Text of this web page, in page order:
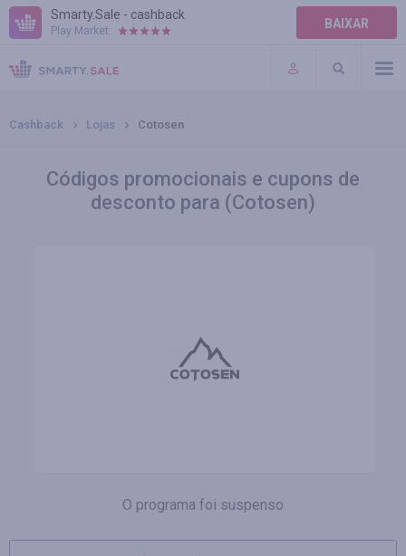
Smarty.Sale - cashback
Play Market: BAIXAR
AJUDA
TERMOS DE USO
Cashback Lojas Cotosen
Códigos promocionais e cupons de
desconto para (Cotosen)
O programa foi suspenso